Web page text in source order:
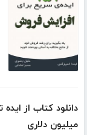
میلیون دلاری